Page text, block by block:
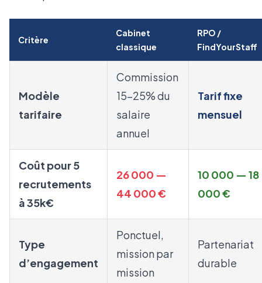
Critère
Cabinet
classique
RPO /
FindYourStaff
Modèle
tarifaire
Commission
15-25% du
salaire
annuel
Tarif fixe
mensuel
Coût pour 5
recrutements
à 35k€
26 000 —
44 000 €
10 000 — 18
000 €
Type
d’engagement
Ponctuel,
mission par
mission
Partenariat
durable